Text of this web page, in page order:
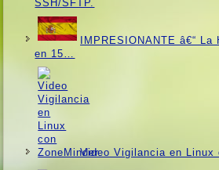
SSH/SFTP.
IMPRESIONANTE â€“
en 15…
Video Vigilancia en Linux